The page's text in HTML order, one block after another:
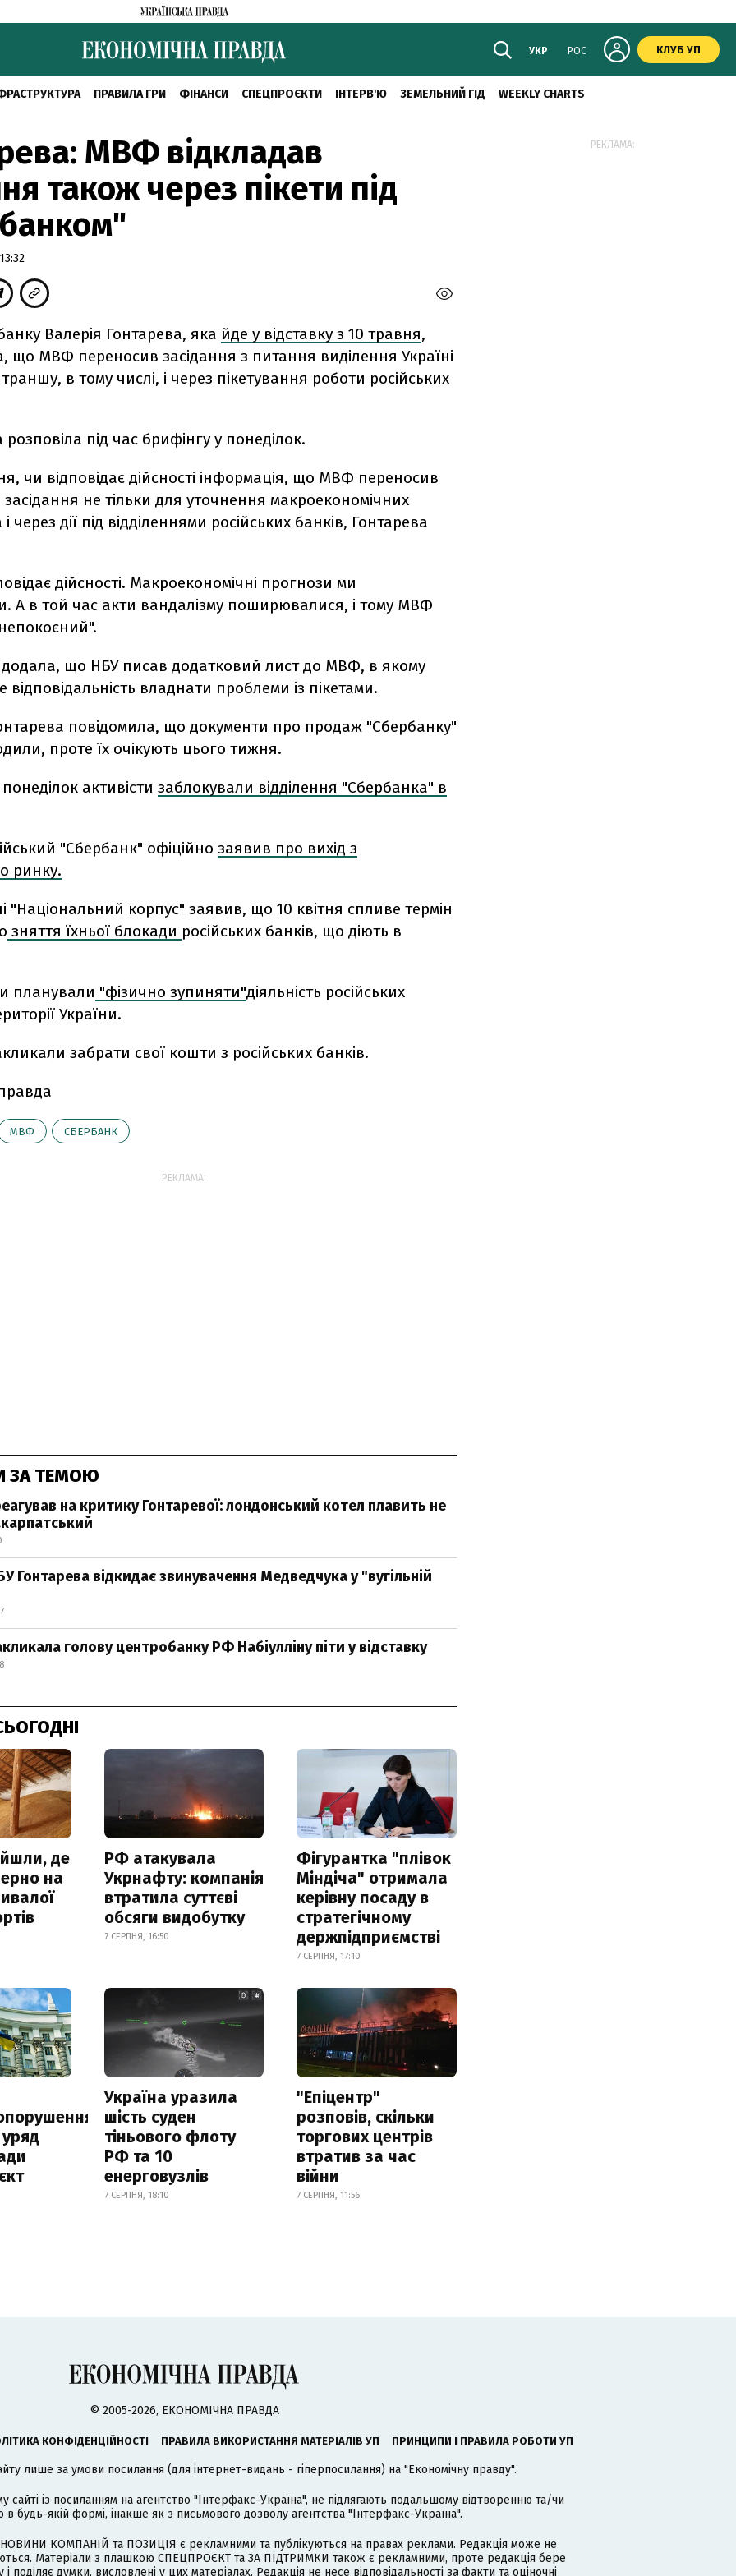
УКР РОС КЛУБ УП
ПРАВИЛА ГРИ ФІНАНСИ СПЕЦПРОЄКТИ ІНТЕРВ'Ю ЗЕМЕЛЬНИЙ ГІД WEEKLY CHARTS
МВФ відкладав
також через пікети під
Валерія Гонтарева, яка йде у відставку з 10 травня,
що МВФ переносив засідання з питання виділення Україні
в тому числі, і через пікетування роботи російських
під час брифінгу у понеділок.
чи відповідає дійсності інформація, що МВФ переносив
засідання не тільки для уточнення макроекономічних
через дії під відділеннями російських банків, Гонтарева
дійсності. Макроекономічні прогнози ми
А в той час акти вандалізму поширювалися, і тому МВФ
що НБУ писав додатковий лист до МВФ, в якому
відповідальність владнати проблеми із пікетами.
повідомила, що документи про продаж "Сбербанку"
проте їх очікують цього тижня.
активісти заблокували відділення "Сбербанка" в
"Сбербанк" офіційно заявив про вихід з
ринку.
"Національний корпус" заявив, що 10 квітня спливе термін
зняття їхньої блокади російських банків, що діють в
планували "фізично зупиняти"діяльність російських
України.
забрати свої кошти з російських банків.
МВФ СБЕРБАНК
РЕКЛАМА:
ЗА ТЕМОЮ
на критику Гонтаревої: лондонський котел плавить не
Гонтарева відкидає звинувачення Медведчука у "вугільній
голову центробанку РФ Набіулліну піти у відставку
де
на
РФ атакувала
Укрнафту: компанія
втратила суттєві
обсяги видобутку
7 СЕРПНЯ, 16:50
Фігурантка "плівок
Міндіча" отримала
керівну посаду в
стратегічному
держпідприємстві
7 СЕРПНЯ, 17:10
Україна уразила
шість суден
тіньового флоту
РФ та 10
енерговузлів
7 СЕРПНЯ, 18:10
"Епіцентр"
розповів, скільки
торгових центрів
втратив за час
війни
7 СЕРПНЯ, 11:56
РЕКЛАМА:
© 2005-2026, ЕКОНОМІЧНА ПРАВДА
КОНФІДЕНЦІЙНОСТІ ПРАВИЛА ВИКОРИСТАННЯ МАТЕРІАЛІВ УП ПРИНЦИПИ І ПРАВИЛА РОБОТИ УП
лише за умови посилання (для інтернет-видань - гіперпосилання) на "Економічну правду".
сайті із посиланням на агентство "Інтерфакс-Україна", не підлягають подальшому відтворенню та/чи
будь-якій формі, інакше як з письмового дозволу агентства "Інтерфакс-Україна".
НОВИНИ КОМПАНІЙ та ПОЗИЦІЯ є рекламними та публікуються на правах реклами. Редакція може не
Матеріали з плашкою СПЕЦПРОЄКТ та ЗА ПІДТРИМКИ також є рекламними, проте редакція бере
поділяє думки, висловлені у цих матеріалах. Редакція не несе відповідальності за факти та оціночні